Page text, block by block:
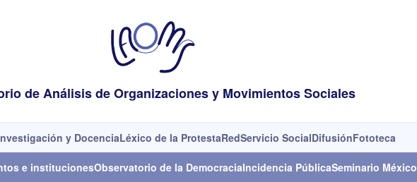
de Análisis de Organizaciones y Movimientos Sociales
y DocenciaLéxico de la ProtestaRedServicio SocialDifusiónFototeca
e institucionesObservatorio de la DemocraciaIncidencia PúblicaSeminario México